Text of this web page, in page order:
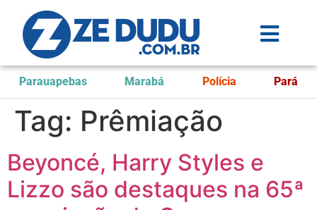
Parauapebas Marabá Polícia Pará
Tag: Prêmiação
Beyoncé, Harry Styles e
Lizzo são destaques na 65ª